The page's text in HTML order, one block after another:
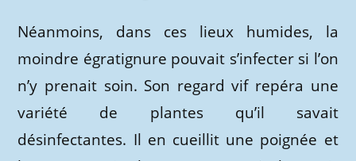
Néanmoins, dans ces lieux humides, la
moindre égratignure pouvait s’infecter si l’on
n’y prenait soin. Son regard vif repéra une
variété de plantes qu’il savait
désinfectantes. Il en cueillit une poignée et